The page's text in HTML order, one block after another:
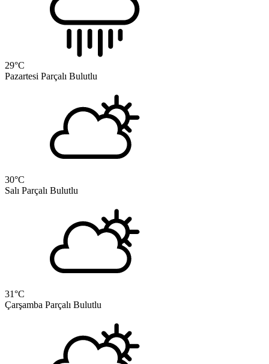
29°C
Pazartesi Parçalı Bulutlu
30°C
Salı Parçalı Bulutlu
31°C
Çarşamba Parçalı Bulutlu